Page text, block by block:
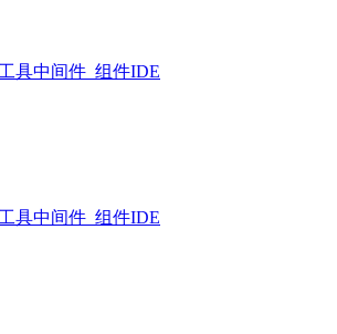
具中间件_组件IDE
具中间件_组件IDE